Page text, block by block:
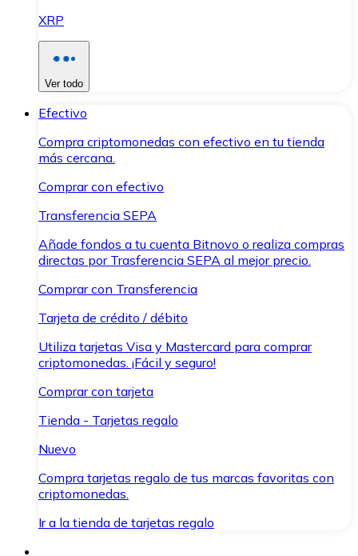
XRP
Ver todo
Efectivo
Compra criptomonedas con efectivo en tu tienda
más cercana.
Comprar con efectivo
Transferencia SEPA
Añade fondos a tu cuenta Bitnovo o realiza compras
directas por Trasferencia SEPA al mejor precio.
Comprar con Transferencia
Tarjeta de crédito / débito
Utiliza tarjetas Visa y Mastercard para comprar
criptomonedas. ¡Fácil y seguro!
Comprar con tarjeta
Tienda - Tarjetas regalo
Nuevo
Compra tarjetas regalo de tus marcas favoritas con
criptomonedas.
Ir a la tienda de tarjetas regalo